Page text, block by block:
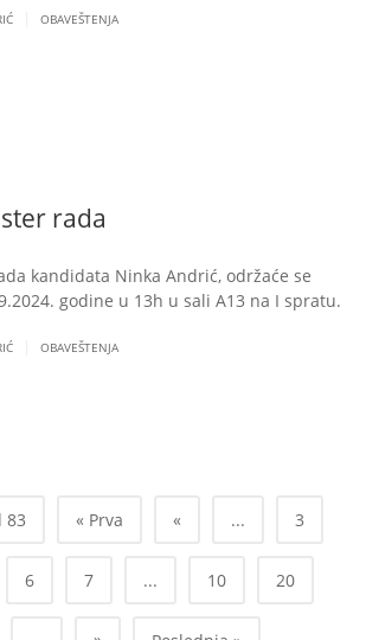
OBAVEŠTENJA
rada
kandidata Ninka Andrić, održaće se
godine u 13h u sali A13 na I spratu.
OBAVEŠTENJA
83 « Prva « ... 3
6 7 ... 10 20